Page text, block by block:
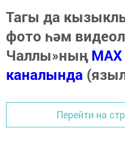
Тагы да
фото һәм
Чаллы»ныңMAX
каналында
Перейти на